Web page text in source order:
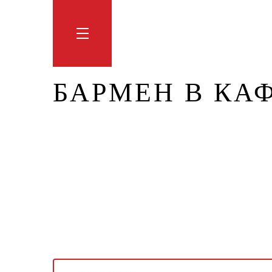
БАРМЕН В